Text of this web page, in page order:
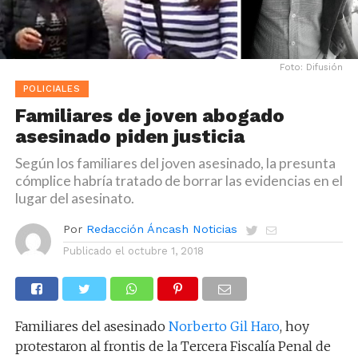
Foto: Difusión
POLICIALES
Familiares de joven abogado
asesinado piden justicia
Según los familiares del joven asesinado, la presunta
cómplice habría tratado de borrar las evidencias en el
lugar del asesinato.
Por Redacción Áncash Noticias
Publicado el octubre 1, 2018
Familiares del asesinado Norberto Gil Haro, hoy
protestaron al frontis de la Tercera Fiscalía Penal de